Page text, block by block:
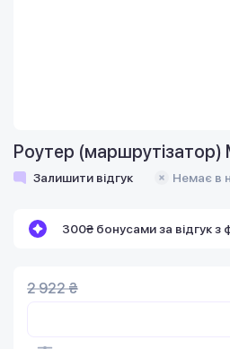
Роутер (маршрутiзатор)
Залишити відгук Немає в
300₴ бонусами за відгук з
2 922 ₴